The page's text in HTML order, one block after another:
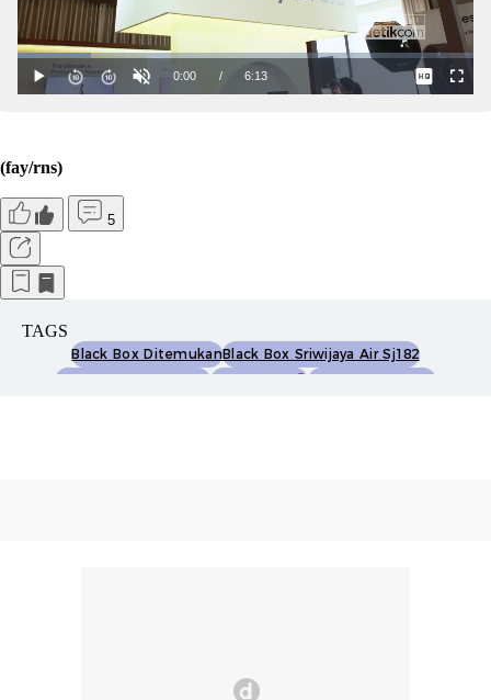
(fay/rns)
5
TAGS
Black Box DitemukanBlack Box Sriwijaya Air Sj182